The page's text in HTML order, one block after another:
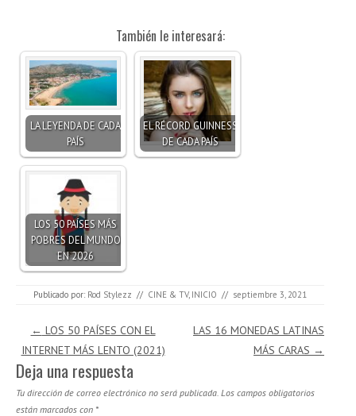
También le interesará:
LA LEYENDA DE CADA
PAÍS
EL RÉCORD GUINNESS
DE CADA PAÍS
LOS 50 PAÍSES MÁS
POBRES DEL MUNDO
EN 2026
Publicado por: Rod Stylezz // CINE & TV, INICIO // septiembre 3, 2021
Navegación de entradas
← LOS 50 PAÍSES CON EL
INTERNET MÁS LENTO (2021)
LAS 16 MONEDAS LATINAS
MÁS CARAS →
Deja una respuesta
Tu dirección de correo electrónico no será publicada. Los campos obligatorios
están marcados con *